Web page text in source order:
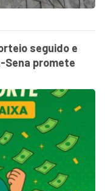
seguido e
Sena promete